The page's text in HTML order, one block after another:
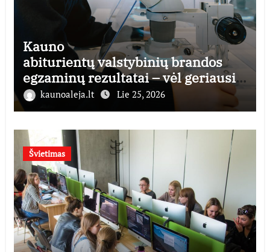
Kauno
abiturientų valstybinių brandos
egzaminų rezultatai – vėl geriausi
šalyjekaunoaleja.lt Lie 25, 2026
Švietimas